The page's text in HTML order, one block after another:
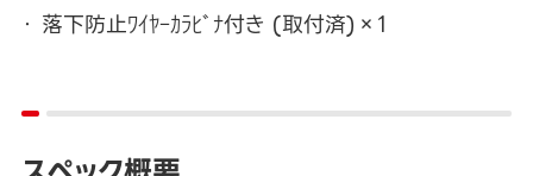
落下防止ﾜｲﾔｰｶﾗﾋﾞﾅ付き (取付済)×1